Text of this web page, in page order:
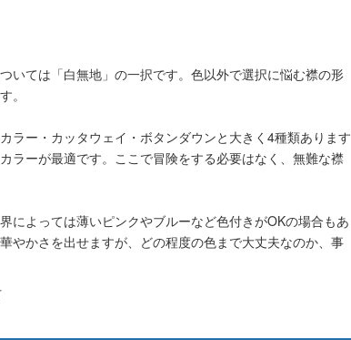
いては「白無地」の一択です。色以外で選択に悩む襟の形
。
ラー・カッタウェイ・ボタンダウンと大きく4種類あります
ラーが最適です。ここで冒険をする必要はなく、無難な襟
によっては薄いピンクやブルーなど色付きがOKの場合もあ
やかさを出せますが、どの程度の色まで大丈夫なのか、事